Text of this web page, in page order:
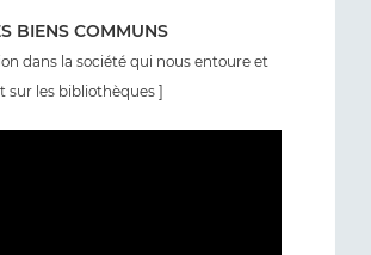
BIENS COMMUNS
dans la société qui nous entoure et
sur les bibliothèques ]